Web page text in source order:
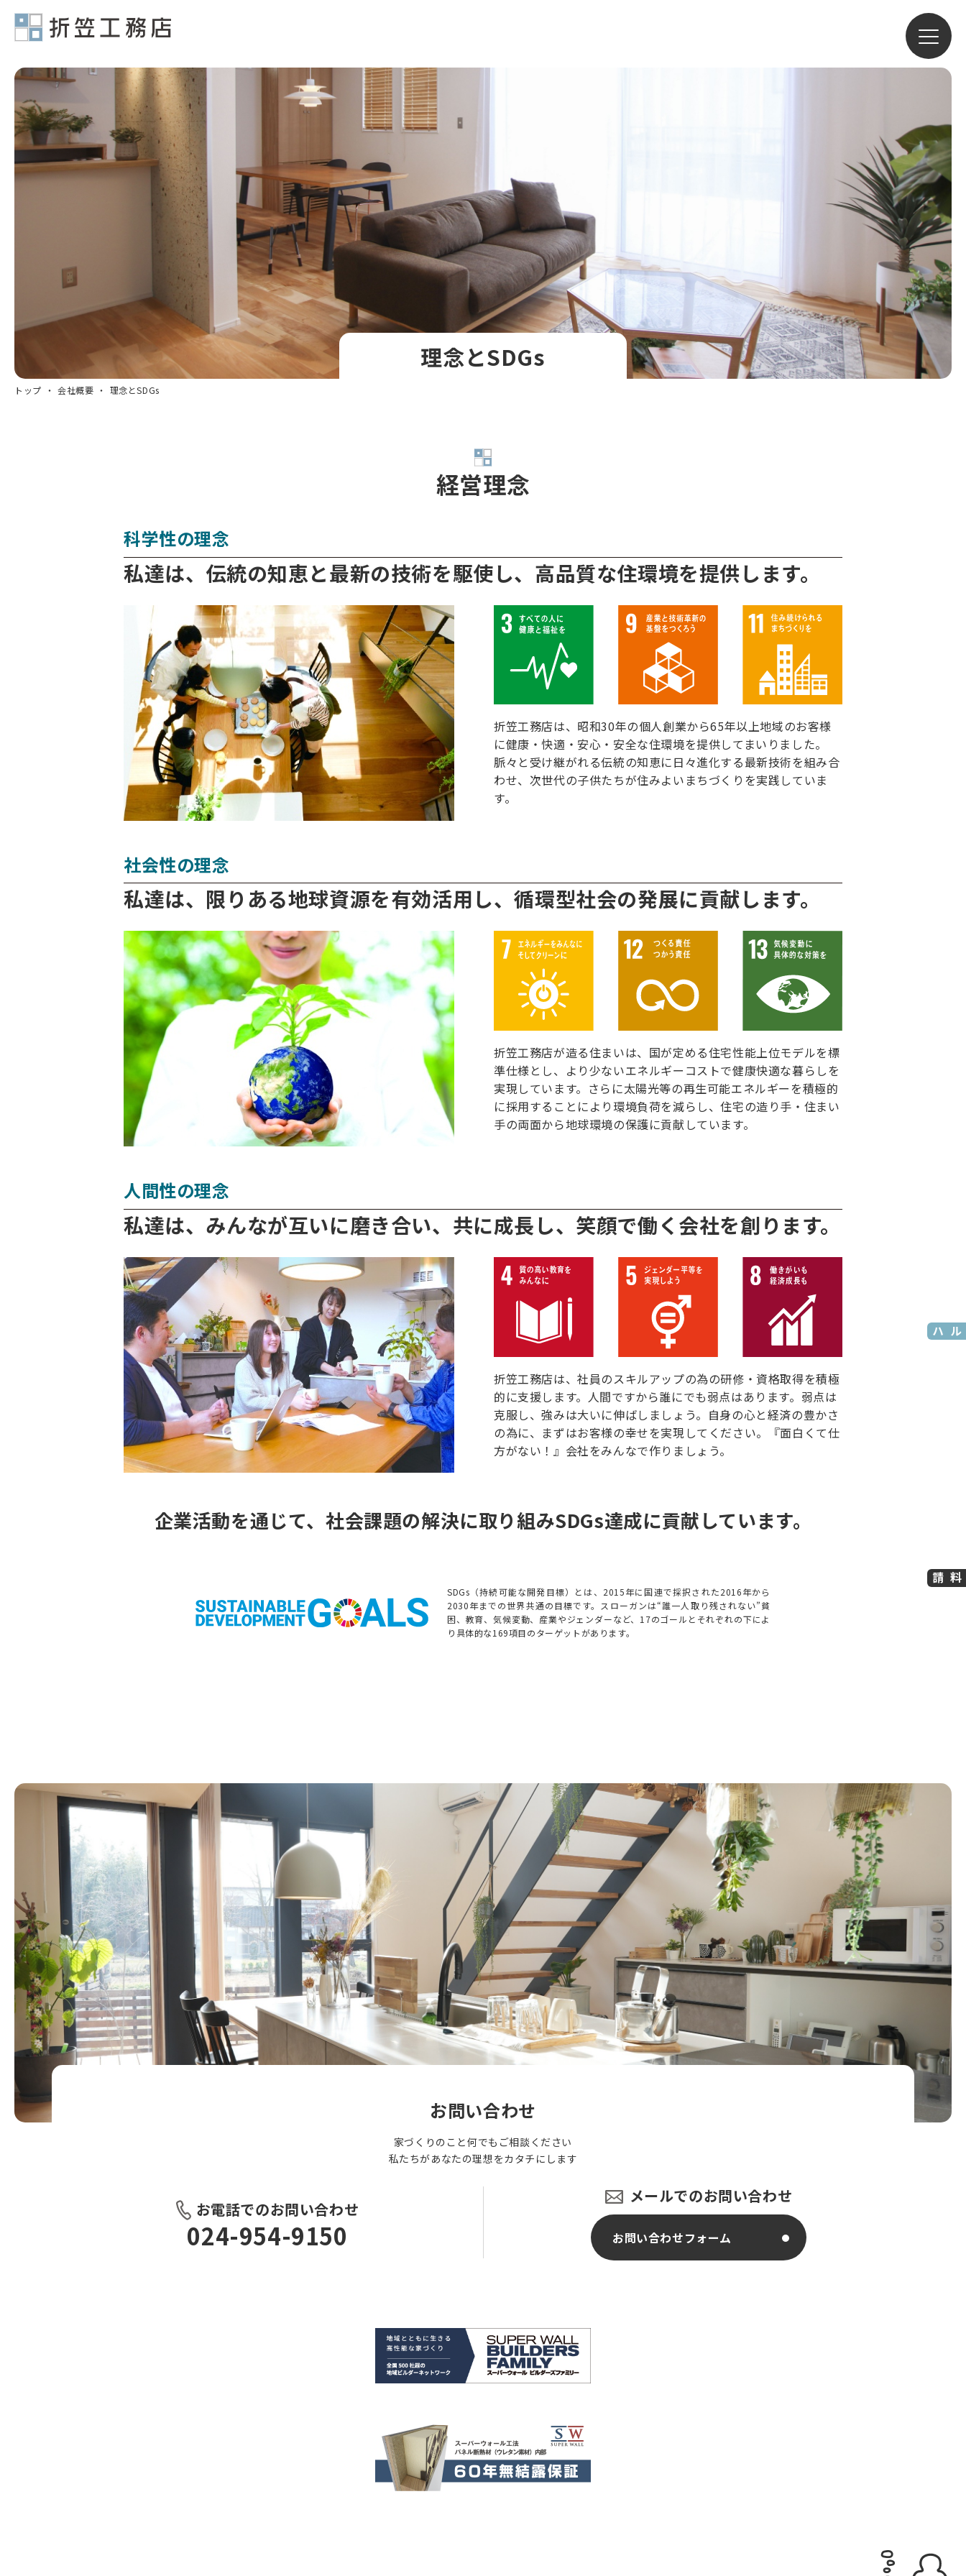
理念とSDGs
トップ 会社概要 理念とSDGs
経営理念
科学性の理念
私達は、伝統の知恵と最新の技術を駆使し、高品質な住環境を提供します。
折笠工務店は、昭和30年の個人創業から65年以上地域のお客様
に健康・快適・安心・安全な住環境を提供してまいりました。
脈々と受け継がれる伝統の知恵に日々進化する最新技術を組み合
わせ、次世代の子供たちが住みよいまちづくりを実践していま
す。
社会性の理念
私達は、限りある地球資源を有効活用し、循環型社会の発展に貢献します。
折笠工務店が造る住まいは、国が定める住宅性能上位モデルを標
準仕様とし、より少ないエネルギーコストで健康快適な暮らしを
実現しています。さらに太陽光等の再生可能エネルギーを積極的
に採用することにより環境負荷を減らし、住宅の造り手・住まい
手の両面から地球環境の保護に貢献しています。
人間性の理念
私達は、みんなが互いに磨き合い、共に成長し、笑顔で働く会社を創ります。
折笠工務店は、社員のスキルアップの為の研修・資格取得を積極
的に支援します。人間ですから誰にでも弱点はあります。弱点は
克服し、強みは大いに伸ばしましょう。自身の心と経済の豊かさ
の為に、まずはお客様の幸せを実現してください。『面白くて仕
方がない！』会社をみんなで作りましょう。
企業活動を通じて、社会課題の解決に取り組みSDGs達成に貢献しています。
SDGs（持続可能な開発目標）とは、2015年に国連で採択された2016年から
2030年までの世界共通の目標です。スローガンは“誰一人取り残されない”貧
困、教育、気候変動、産業やジェンダーなど、17のゴールとそれぞれの下によ
り具体的な169項目のターゲットがあります。
お問い合わせ
家づくりのこと何でもご相談ください
私たちがあなたの理想をカタチにします
お電話でのお問い合わせ
024-954-9150
メールでのお問い合わせ
お問い合わせフォーム